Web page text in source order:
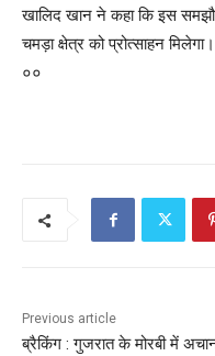
खालिद खान ने कहा कि इस
चमड़ा क्षेत्र को प्रोत्साहन मिलेगा।
००
Previous article
ब्रैकिंग : गुजरात के मोरबी में